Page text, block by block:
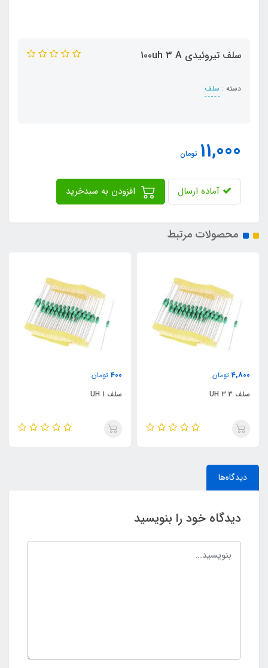
سلف تیروئیدی 100uh 3 A
دسته : سلف
11,000 تومان
آماده ارسال
محصولات مرتبط
4,800 تومان
سلف 3.3 UH
400 تومان
سلف 1 UH
دیدگاه‌ها
دیدگاه خود را بنویسید